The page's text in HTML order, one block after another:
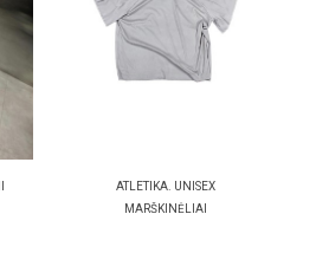
ATLETIKA. UNISEX
MARŠKINĖLIAI